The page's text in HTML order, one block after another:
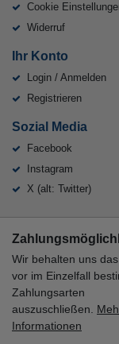
Cookie
Widerruf
Ihr Konto
Login / Anmelden
Registrieren
Sozial Media
Facebook
Instagram
X (alt: Twitter)
Wir behalten uns
vor im Einzelfall
Zahlungsarten
auszuschließen.
Informationen